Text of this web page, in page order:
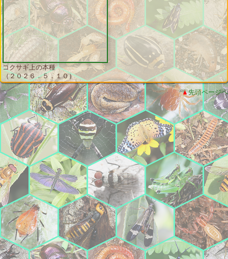
コクサギ上の本種
（２０２６．５．１０）
▲先頭ページへ